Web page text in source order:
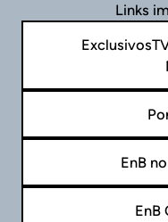
Links
EnB
EnB